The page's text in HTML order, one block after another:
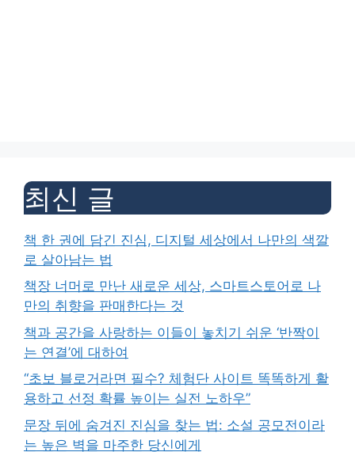
최신 글
책 한 권에 담긴 진심, 디지털 세상에서 나만의 색깔
로 살아남는 법
책장 너머로 만난 새로운 세상, 스마트스토어로 나
만의 취향을 판매한다는 것
책과 공간을 사랑하는 이들이 놓치기 쉬운 ‘반짝이
는 연결’에 대하여
“초보 블로거라면 필수? 체험단 사이트 똑똑하게 활
용하고 선정 확률 높이는 실전 노하우”
문장 뒤에 숨겨진 진심을 찾는 법: 소설 공모전이라
는 높은 벽을 마주한 당신에게